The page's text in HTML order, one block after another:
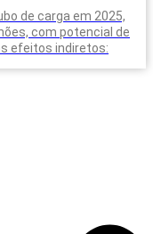
de carga em 2025,
com potencial de
efeitos indiretos: